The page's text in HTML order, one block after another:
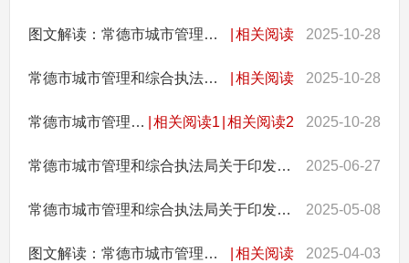
相关阅读
图文解读：常德市城市管理和综合执法局关于印发《常德市城市管理领域依法免予处罚清单（第三批）》的通知 2025-10-28
相关阅读
常德市城市管理和综合执法局关于印发《常德市城市管理领域依法免予处罚清单（第三批）》的通知的政策解读 2025-10-28
相关阅读1 相关阅读2
常德市城市管理和综合执法局关于印发《常德市城市管理领域依法免予处罚清单（第三批）》的通知 2025-10-28
常德市城市管理和综合执法局关于印发《常德市城区全面实行建筑垃圾全过程联单管理工作实施方案》的通知 2025-06-27
常德市城市管理和综合执法局关于印发2025年防汛工作实施方案的通知 2025-05-08
相关阅读
图文解读：常德市城市管理和综合执法局印发《常德市生活垃圾处理项目运营补贴控制标准的指导意见》 2025-04-03